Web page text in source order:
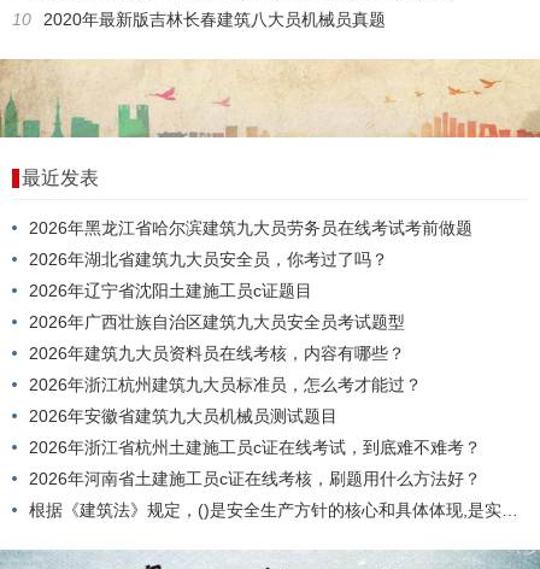
10
2020年最新版吉林长春建筑八大员机械员真题
最近发表
2026年黑龙江省哈尔滨建筑九大员劳务员在线考试考前做题
2026年湖北省建筑九大员安全员，你考过了吗？
2026年辽宁省沈阳土建施工员c证题目
2026年广西壮族自治区建筑九大员安全员考试题型
2026年建筑九大员资料员在线考核，内容有哪些？
2026年浙江杭州建筑九大员标准员，怎么考才能过？
2026年安徽省建筑九大员机械员测试题目
2026年浙江省杭州土建施工员c证在线考试，到底难不难考？
2026年河南省土建施工员c证在线考核，刷题用什么方法好？
根据《建筑法》规定，()是安全生产方针的核心和具体体现,是实现安全生产的根本途径。